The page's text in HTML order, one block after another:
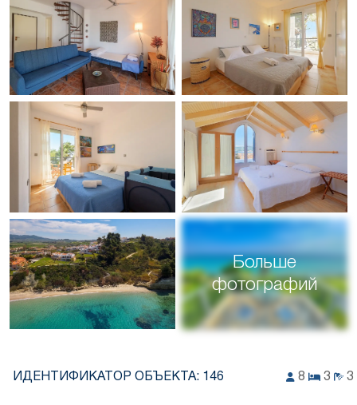
Больше
фотографий
ИДЕНТИФИКАТОР ОБЪЕКТА: 146 8 3 3